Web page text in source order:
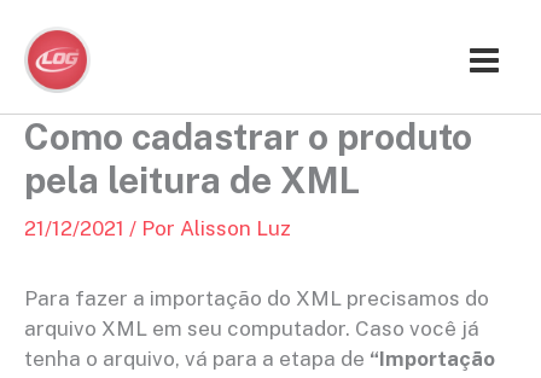
para
conteúdo
Como cadastrar o produto
pela leitura de XML
21/12/2021 / Por Alisson Luz
Para fazer a importação do XML precisamos do
arquivo XML em seu computador. Caso você já
tenha o arquivo, vá para a etapa de “Importação